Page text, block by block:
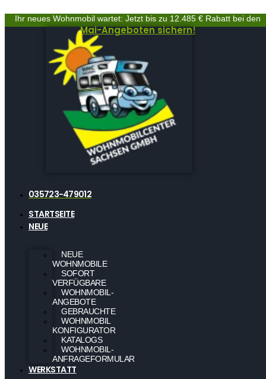
Ihr neues Wohnmobil wartet: Jetzt bis zu 12.485 € Rabatt bei den
Mai-Angeboten sichern!
035723-479012
STARTSEITE
NEUE
NEUE
WOHNMOBILE
SOFORT
VERFÜGBARE
WOHNMOBIL-
ANGEBOTE
GEBRAUCHTE
WOHNMOBIL
KONFIGURATOR
KATALOGS
WOHNMOBIL-
ANFRAGEFORMULAR
WERKSTATT